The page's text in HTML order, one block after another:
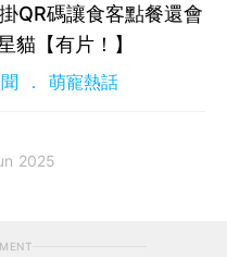
QR碼讓食客點餐還會
貓【有片！】
萌寵熱話
2025